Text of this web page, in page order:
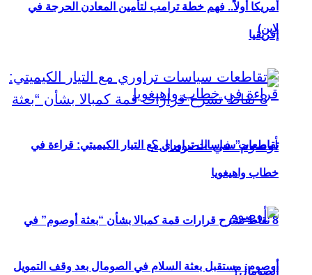
لاين)
8 نقاط تشرح قرارات قمة كمبالا بشأن “بعثة أوصوم” في
الصومال؟
أمريكا أولاً.. فهم خطة ترامب لتأمين المعادن الحرجة في
إفريقيا
تقاطعات سياسات تراوري مع التيار الكيميتي: قراءة في
خطاب واهيغويا
أوصوم: مستقبل بعثة السلام في الصومال بعد وقف التمويل